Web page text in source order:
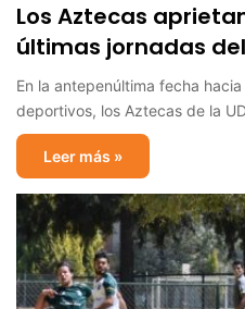
Los Aztecas
últimas jornadas
En la antepenúltima fecha
deportivos, los Aztecas de la
Leer más »